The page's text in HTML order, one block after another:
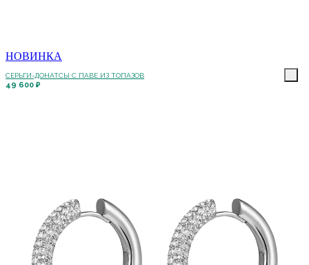
НОВИНКА
СЕРЬГИ-ДОНАТСЫ С ПАВЕ ИЗ ТОПАЗОВ
49 600 ₽